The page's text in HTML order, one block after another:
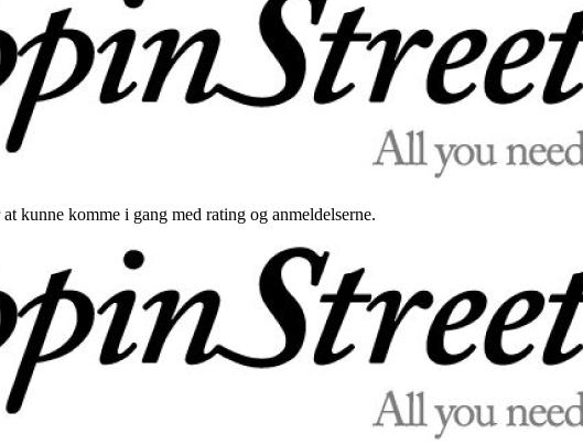
kunne komme i gang med rating og anmeldelserne.